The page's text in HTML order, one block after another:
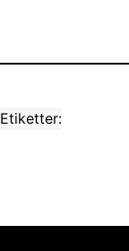
Etiketter: